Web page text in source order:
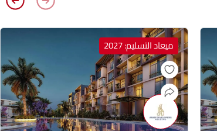
ميعاد التسليم: 2027